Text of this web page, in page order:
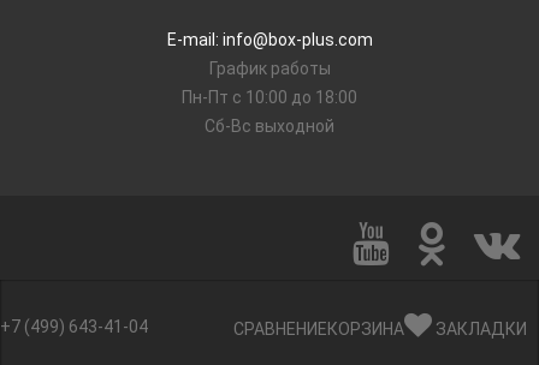
E-mail: info@box-plus.com
График работы
Пн-Пт с 10:00 до 18:00
Сб-Вс выходной
СРАВНЕНИЕКОРЗИНА ЗАКЛАДКИ
+7 (499) 643-41-04